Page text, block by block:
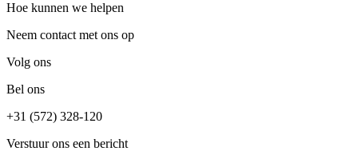
Hoe kunnen we helpen
Neem contact met ons op
Volg ons
Bel ons
+31 (572) 328-120
Verstuur ons een bericht